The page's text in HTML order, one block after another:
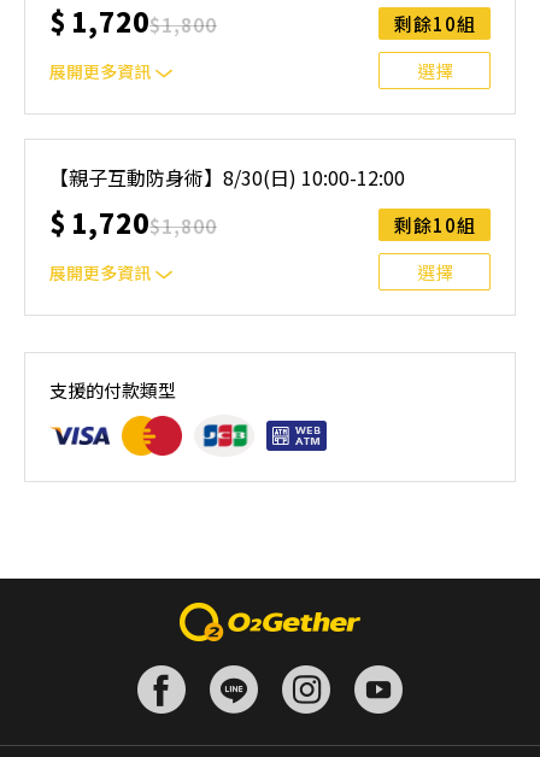
$ 1,720$1,800
展開更多資訊
剩餘10組
選擇
【親子互動防身術】8/30(日) 10:00-12:00
$ 1,720$1,800
展開更多資訊
剩餘10組
選擇
一大一小➜適合4～10歲的小學員
支援的付款類型